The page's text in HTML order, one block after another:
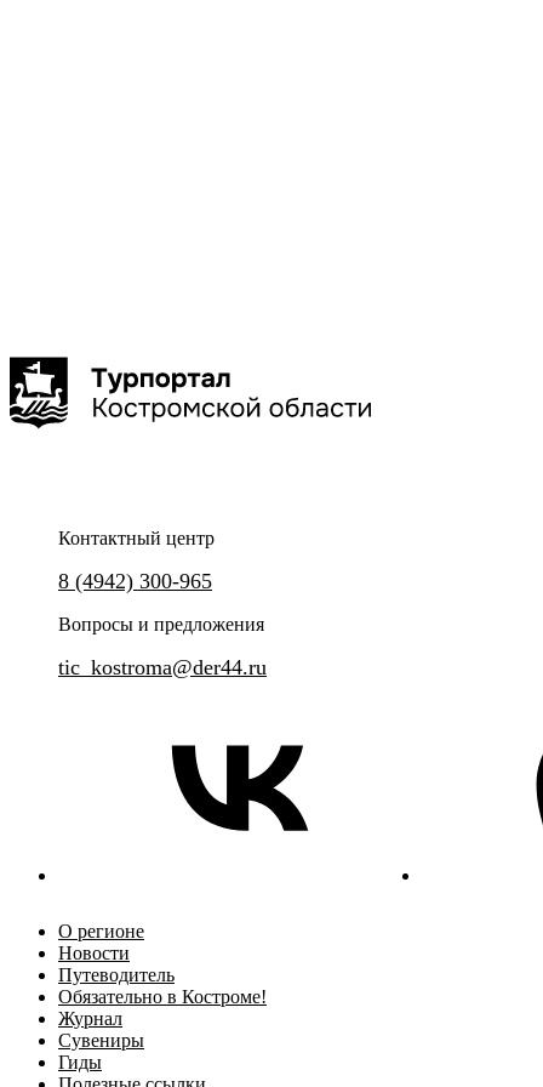
Контактный центр
8 (4942) 300-965
Вопросы и предложения
tic_kostroma@der44.ru
О регионе
Новости
Путеводитель
Обязательно в Костроме!
Журнал
Сувениры
Гиды